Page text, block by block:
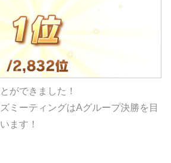
ができました！
ミーティングはAグループ決勝を目
ます！